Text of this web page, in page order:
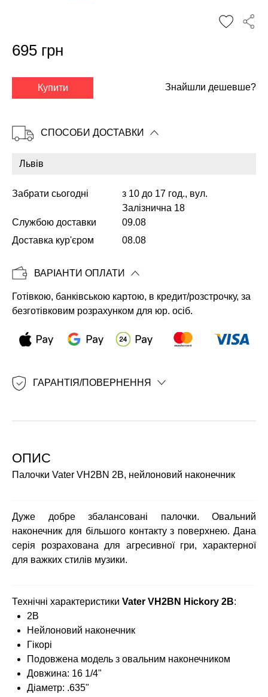
✕
Копіювати
695 грн
Купити Знайшли дешевше?
СПОСОБИ ДОСТАВКИ
Забрати сьогодні
з 10 до 17 год., вул.
Залізнична 18
Службою доставки
09.08
Доставка кур'єром
08.08
ВАРІАНТИ ОПЛАТИ
Готівкою, банківською картою, в кредит/розстрочку, за
безготівковим розрахунком для юр. осіб.
ГАРАНТІЯ/ПОВЕРНЕННЯ
ОПИС
Палочки Vater VH2BN 2B, нейлоновий наконечник
Дуже добре збалансовані палочки. Овальний
наконечник для більшого контакту з поверхнею. Дана
серія розрахована для агресивної гри, характерної
для важких стилів музики.
Технічні характеристики Vater VH2BN Hickory 2B:
2В
Нейлоновий наконечник
Гікорі
Подовжена модель з овальним наконечником
Довжина: 16 1/4"
Діаметр: .635"